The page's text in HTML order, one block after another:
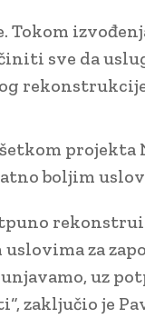
Tokom
sve da
boljim
za
uz
zaključio je